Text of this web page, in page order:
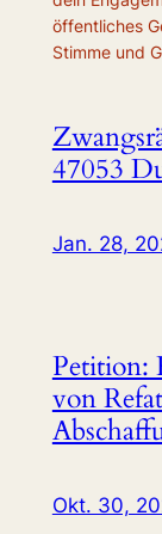
öffentliches
Stimme und
47053
Jan. 28,
Petition:
von
Okt. 30,